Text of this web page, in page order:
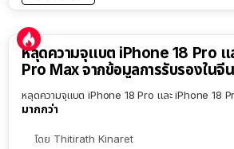
หลุดความจุแบต iPhone 18 Pro แ
Pro Max จากข้อมูลการรับรองในจีน
หลุดความจุแบต iPhone 18 Pro และ iPhone 18
มากกว่า
โดย Thitirath Kinaret